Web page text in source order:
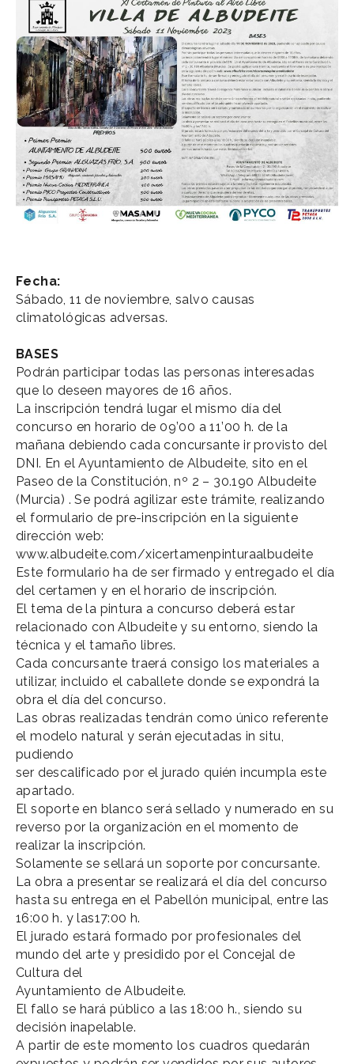
Fecha:
Sábado, 11 de noviembre, salvo causas
climatológicas adversas.
BASES
Podrán participar todas las personas interesadas
que lo deseen mayores de 16 años.
La inscripción tendrá lugar el mismo día del
concurso en horario de 09’00 a 11’00 h. de la
mañana debiendo cada concursante ir provisto del
DNI. En el Ayuntamiento de Albudeite, sito en el
Paseo de la Constitución, nº 2 – 30.190 Albudeite
(Murcia) . Se podrá agilizar este trámite, realizando
el formulario de pre-inscripción en la siguiente
dirección web:
www.albudeite.com/xicertamenpinturaalbudeite
Este formulario ha de ser firmado y entregado el día
del certamen y en el horario de inscripción.
El tema de la pintura a concurso deberá estar
relacionado con Albudeite y su entorno, siendo la
técnica y el tamaño libres.
Cada concursante traerá consigo los materiales a
utilizar, incluido el caballete donde se expondrá la
obra el día del concurso.
Las obras realizadas tendrán como único referente
el modelo natural y serán ejecutadas in situ,
pudiendo
ser descalificado por el jurado quién incumpla este
apartado.
El soporte en blanco será sellado y numerado en su
reverso por la organización en el momento de
realizar la inscripción.
Solamente se sellará un soporte por concursante.
La obra a presentar se realizará el día del concurso
hasta su entrega en el Pabellón municipal, entre las
16:00 h. y las17:00 h.
El jurado estará formado por profesionales del
mundo del arte y presidido por el Concejal de
Cultura del
Ayuntamiento de Albudeite.
El fallo se hará público a las 18:00 h., siendo su
decisión inapelable.
A partir de este momento los cuadros quedarán